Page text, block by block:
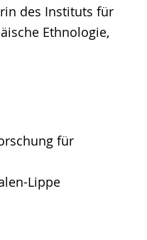
des Instituts für
Ethnologie,
für
Lippe